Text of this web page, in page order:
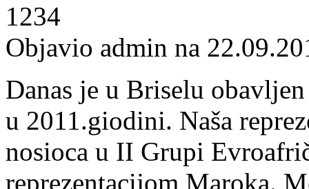
1234
Objavio admin na
Danas je u Briselu
u 2011.giodini. Naša
nosioca u II Grupi
reprezentacijom Maroka.